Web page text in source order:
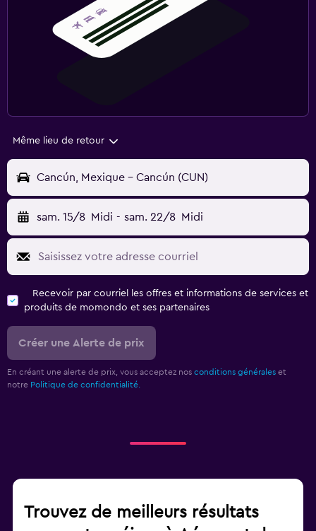
Même lieu de retour
Cancún, Mexique - Cancún (CUN)
sam. 15/8 Midi - sam. 22/8 Midi
Recevoir par courriel les offres et informations de services et
produits de momondo et ses partenaires
Créer une Alerte de prix
En créant une alerte de prix, vous acceptez nos conditions générales et
notre Politique de confidentialité.
Trouvez de meilleurs résultats